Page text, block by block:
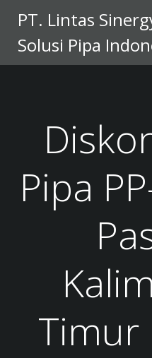
PT. Lintas
Solusi Pipa
Pipa